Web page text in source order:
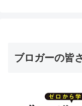
ブロガーの皆